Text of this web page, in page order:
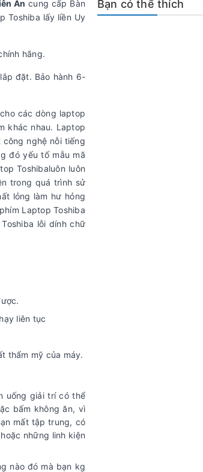
Ân cung cấp Bàn
Toshiba lấy liền Uy
hãng.
đặt. Bảo hành 6-
các dòng laptop
khác nhau. Laptop
nghệ nỗi tiếng
đó yếu tố mẫu mã
Toshibaluôn luôn
trong quá trình sử
lỏng làm hư hỏng
Laptop Toshiba
lỗi dính chữ
liên tục
thẩm mỹ của máy.
uống giải trí có thể
bấm không ăn, vì
mất tập trung, có
những linh kiện
nào đó mà bạn kg
Bạn có thể thích